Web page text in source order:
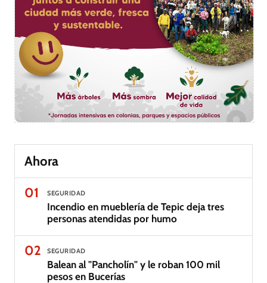
Ahora
01
SEGURIDAD
Incendio en mueblería de Tepic deja tres
personas atendidas por humo
02 SEGURIDAD
Balean al "Pancholín" y le roban 100 mil
pesos en Bucerías